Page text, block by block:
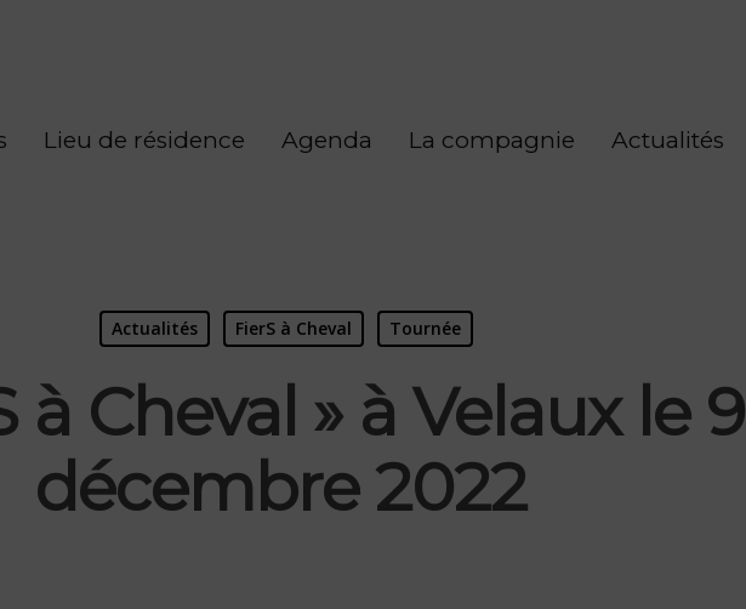
Lieu de résidence Agenda La compagnie Actualités
Actualités FierS à Cheval Tournée
à Cheval » à Velaux le 9
décembre 2022